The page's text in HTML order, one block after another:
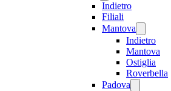
Indietro
Filiali
Mantova
Indietro
Mantova
Ostiglia
Roverbella
Padova